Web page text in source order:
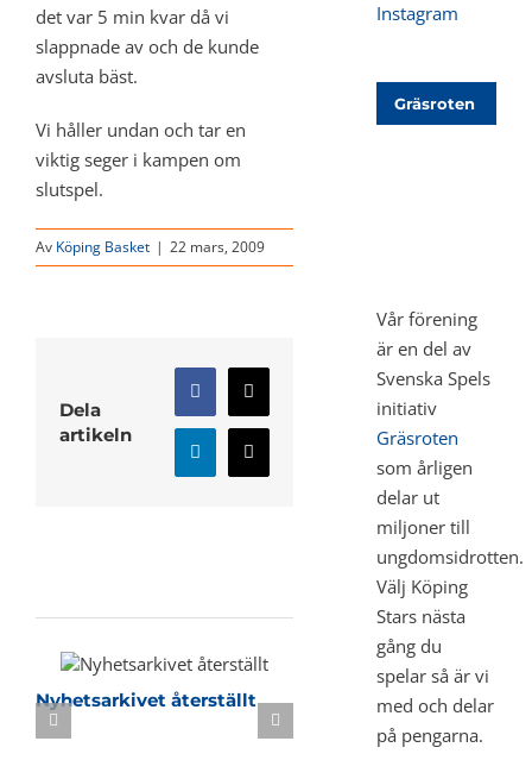
det var 5 min kvar då vi
slappnade av och de kunde
avsluta bäst.
Vi håller undan och tar en
viktig seger i kampen om
slutspel.
Av Köping Basket | 22 mars, 2009
Dela
artikeln
Facebook
X
LinkedInE-
post
Nyhetsarkivet återställt Sommarbasket i KB-
Instagram
Gräsroten
Vår förening
är en del av
Svenska Spels
initiativ
Gräsroten
som årligen
delar ut
miljoner till
ungdomsidrotten.
Välj Köping
Stars nästa
gång du
spelar så är vi
med och delar
på pengarna.